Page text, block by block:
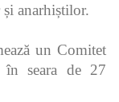
anarhiștilor.
un Comitet
în seara de 27